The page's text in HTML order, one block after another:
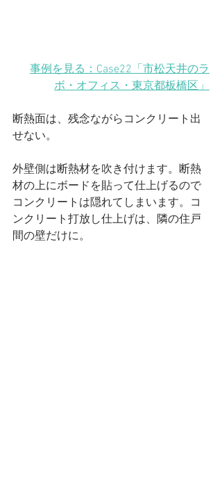
事例を見る：Case22「市松天井のラ
ボ・オフィス・東京都板橋区」
断熱面は、残念ながらコンクリート出
せない。
外壁側は断熱材を吹き付けます。断熱
材の上にボードを貼って仕上げるので
コンクリートは隠れてしまいます。コ
ンクリート打放し仕上げは、隣の住戸
間の壁だけに。